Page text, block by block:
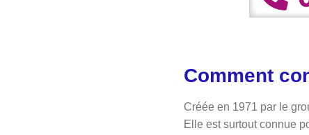
Comment
Créée en 1971 par le
Elle est surtout connue